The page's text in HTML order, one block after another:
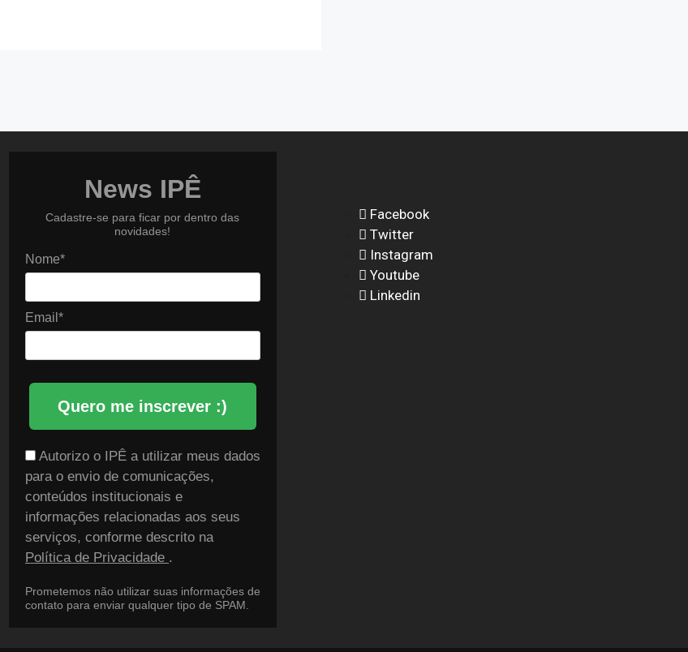
News IPÊ
Cadastre-se para ficar por dentro das
novidades!
Nome*
Email*
Quero me inscrever :)
Autorizo o IPÊ a utilizar meus dados
para o envio de comunicações,
conteúdos institucionais e
informações relacionadas aos seus
serviços, conforme descrito na
Política de Privacidade .
Prometemos não utilizar suas informações de
contato para enviar qualquer tipo de SPAM.
Facebook
Twitter
Instagram
Youtube
Linkedin